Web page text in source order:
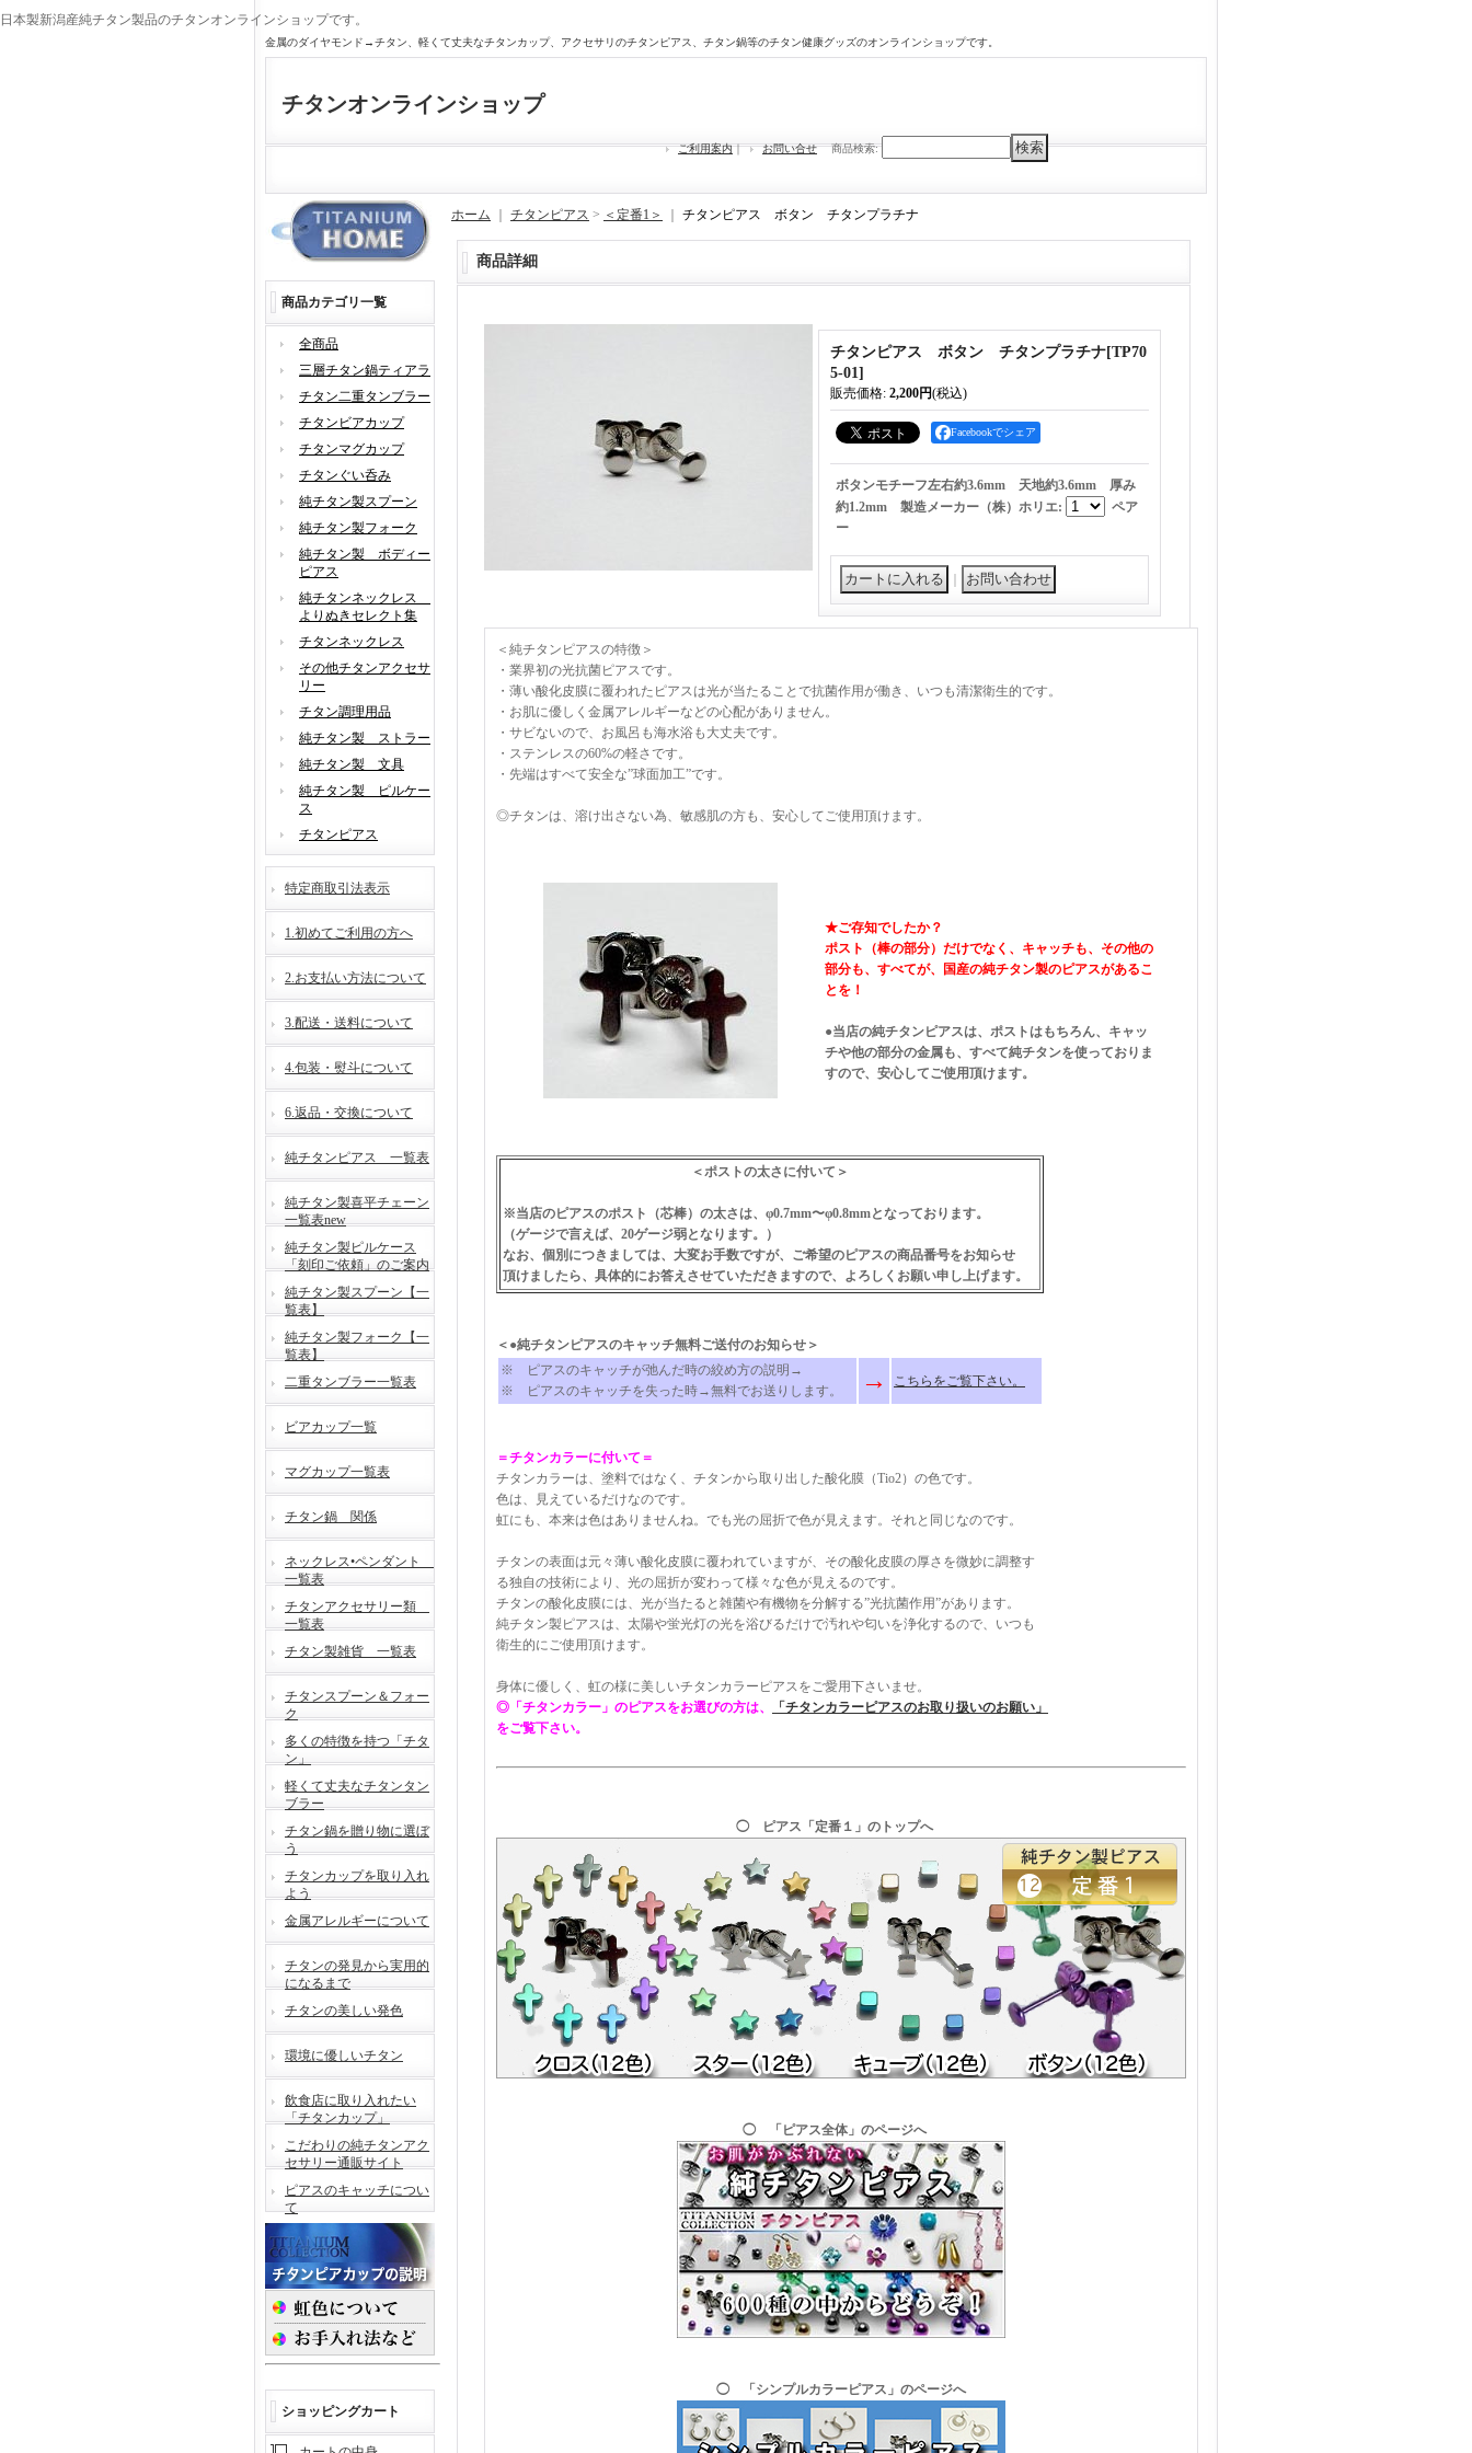
日本製新潟産純チタン製品のチタンオンラインショップです。
金属のダイヤモンド→チタン、軽くて丈夫なチタンカップ、アクセサリのチタンピアス、チタン鍋等のチタン健康グッズのオンラインショップです。
チタンオンラインショップ
ご利用案内｜ お問い合せ 商品検索:
商品カテゴリ一覧
全商品
三層チタン鍋ティアラ
チタン二重タンブラー
チタンビアカップ
チタンマグカップ
チタンぐい呑み
純チタン製スプーン
純チタン製フォーク
純チタン製 ボディー
ピアス
純チタンネックレス
よりぬきセレクト集
チタンネックレス
その他チタンアクセサ
リー
チタン調理用品
純チタン製 ストラー
純チタン製 文具
純チタン製 ピルケー
ス
チタンピアス
特定商取引法表示
1.初めてご利用の方へ
2.お支払い方法について
3.配送・送料について
4.包装・熨斗について
6.返品・交換について
純チタンピアス 一覧表
純チタン製喜平チェーン
一覧表new
純チタン製ピルケース
「刻印ご依頼」のご案内
純チタン製スプーン【一
覧表】
純チタン製フォーク【一
覧表】
二重タンブラー一覧表
ビアカップ一覧
マグカップ一覧表
チタン鍋 関係
ネックレス•ペンダント
一覧表
チタンアクセサリー類
一覧表
チタン製雑貨 一覧表
チタンスプーン＆フォー
ク
多くの特徴を持つ「チタ
ン」
軽くて丈夫なチタンタン
ブラー
チタン鍋を贈り物に選ぼ
う
チタンカップを取り入れ
よう
金属アレルギーについて
チタンの発見から実用的
になるまで
チタンの美しい発色
環境に優しいチタン
飲食店に取り入れたい
「チタンカップ」
こだわりの純チタンアク
セサリー通販サイト
ピアスのキャッチについ
て
ショッピングカート
ホーム チタンピアス > ＜定番1＞ チタンピアス ボタン チタンプラチナ
商品詳細
チタンピアス ボタン チタンプラチナ[TP70
5-01]
販売価格: 2,200円(税込)
Facebookでシェア
ボタンモチーフ左右約3.6mm 天地約3.6mm 厚み
約1.2mm 製造メーカー（株）ホリエ:
ペア
ー
＜純チタンピアスの特徴＞
・業界初の光抗菌ピアスです。
・薄い酸化皮膜に覆われたピアスは光が当たることで抗菌作用が働き、いつも清潔衛生的です。
・お肌に優しく金属アレルギーなどの心配がありません。
・サビないので、お風呂も海水浴も大丈夫です。
・ステンレスの60%の軽さです。
・先端はすべて安全な”球面加工”です。
◎チタンは、溶け出さない為、敏感肌の方も、安心してご使用頂けます。
★ご存知でしたか？
ポスト（棒の部分）だけでなく、キャッチも、その他の
部分も、すべてが、国産の純チタン製のピアスがあるこ
とを！
●当店の純チタンピアスは、ポストはもちろん、キャッ
チや他の部分の金属も、すべて純チタンを使っておりま
すので、安心してご使用頂けます。
＜ポストの太さに付いて＞
※当店のピアスのポスト（芯棒）の太さは、φ0.7mm〜φ0.8mmとなっております。
（ゲージで言えば、20ゲージ弱となります。）
なお、個別につきましては、大変お手数ですが、ご希望のピアスの商品番号をお知らせ
頂けましたら、具体的にお答えさせていただきますので、よろしくお願い申し上げます。
＜●純チタンピアスのキャッチ無料ご送付のお知らせ＞
※ ピアスのキャッチが弛んだ時の絞め方の説明→
※ ピアスのキャッチを失った時→無料でお送りします。
→ こちらをご覧下さい。
＝チタンカラーに付いて＝
チタンカラーは、塗料ではなく、チタンから取り出した酸化膜（Tio2）の色です。
色は、見えているだけなのです。
虹にも、本来は色はありませんね。でも光の屈折で色が見えます。それと同じなのです。
チタンの表面は元々薄い酸化皮膜に覆われていますが、その酸化皮膜の厚さを微妙に調整す
る独自の技術により、光の屈折が変わって様々な色が見えるのです。
チタンの酸化皮膜には、光が当たると雑菌や有機物を分解する”光抗菌作用”があります。
純チタン製ピアスは、太陽や蛍光灯の光を浴びるだけで汚れや匂いを浄化するので、いつも
衛生的にご使用頂けます。
身体に優しく、虹の様に美しいチタンカラーピアスをご愛用下さいませ。
◎「チタンカラー」のピアスをお選びの方は、
「チタンカラーピアスのお取り扱いのお願い」
をご覧下さい。
◯ ピアス「定番１」のトップへ
◯ 「ピアス全体」のページへ
◯ 「シンプルカラーピアス」のページへ